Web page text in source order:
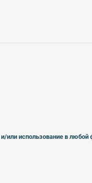
и/или использование в любой